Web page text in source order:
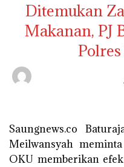
Ditemukan
Makanan, PJ
Saungnews.co
Meilwansyah
OKU memberikan